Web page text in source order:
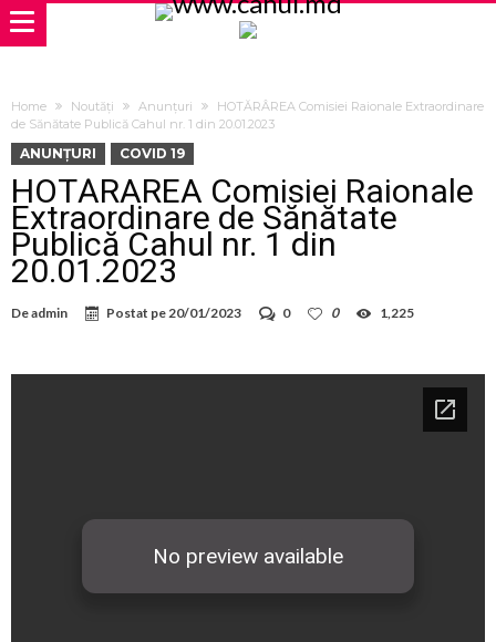
Home Noutăți Anunțuri
HOTĂRÂREA Comisiei Raionale Extraordinare
de Sănătate Publică Cahul nr. 1 din 20.01.2023
ANUNȚURI COVID 19
HOTĂRÂREA Comisiei Raionale
Extraordinare de Sănătate
Publică Cahul nr. 1 din
20.01.2023
Deadmin Postat pe20/01/2023 0 0 1,225